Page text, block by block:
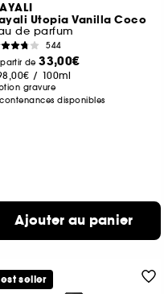
Utopia Vanilla Coco
de parfum
544
de33,00€
/ 100ml
gravure
disponibles
Ajouter au panier
seller